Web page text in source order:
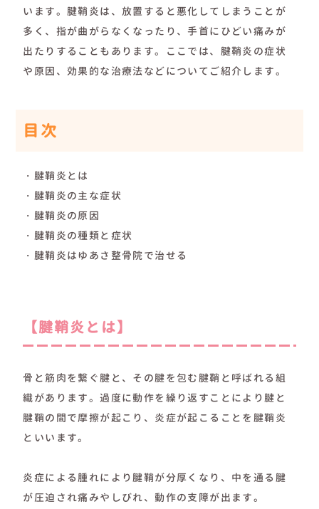
います。腱鞘炎は、放置すると悪化してしまうことが
多く、指が曲がらなくなったり、手首にひどい痛みが
出たりすることもあります。ここでは、腱鞘炎の症状
や原因、効果的な治療法などについてご紹介します。
目次
・腱鞘炎とは
・腱鞘炎の主な症状
・腱鞘炎の原因
・腱鞘炎の種類と症状
・腱鞘炎はゆあさ整骨院で治せる
【腱鞘炎とは】
骨と筋肉を繋ぐ腱と、その腱を包む腱鞘と呼ばれる組
織があります。過度に動作を繰り返すことにより腱と
腱鞘の間で摩擦が起こり、炎症が起こることを腱鞘炎
といいます。
炎症による腫れにより腱鞘が分厚くなり、中を通る腱
が圧迫され痛みやしびれ、動作の支障が出ます。